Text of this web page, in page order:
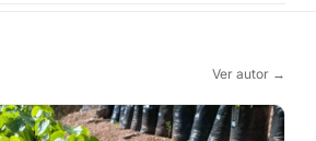
Ver autor →